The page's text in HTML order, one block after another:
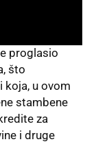
proglasio
što
u ovom
stambene
za
i druge